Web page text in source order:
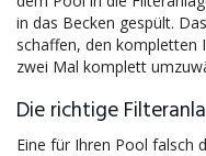
in das Becken gespült.
schaffen, den kompletten
zwei Mal komplett
Die richtige
Eine für Ihren Pool falsch